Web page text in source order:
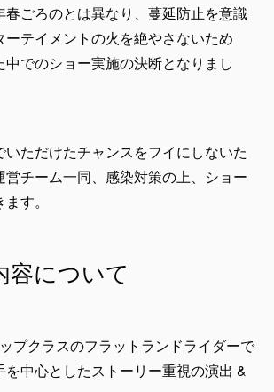
春ごろのとは異なり、蔓延防止を意識
ーテイメントの火を絶やさないため
中でのショー実施の決断となりまし
いただけたチャンスをフイにしないた
チーム一同、感染対策の上、ショー
す。
容について
プクラスのフラットランドライダーで
を中心としたストーリー重視の演出 &